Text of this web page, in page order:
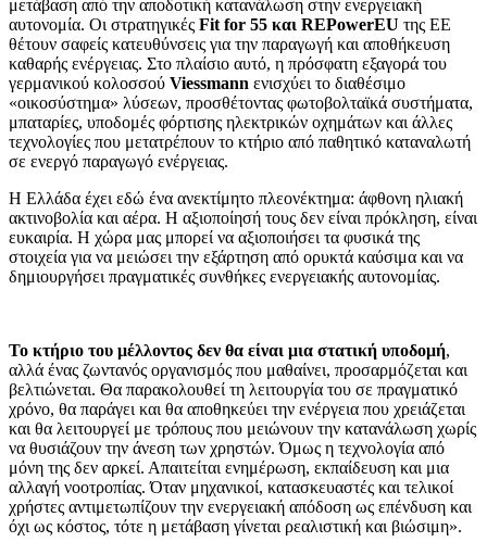
μετάβαση από την αποδοτική κατανάλωση στην ενεργειακή
αυτονομία. Οι στρατηγικές Fit for 55 και REPowerEU της ΕΕ
θέτουν σαφείς κατευθύνσεις για την παραγωγή και αποθήκευση
καθαρής ενέργειας. Στο πλαίσιο αυτό, η πρόσφατη εξαγορά του
γερμανικού κολοσσού Viessmann ενισχύει το διαθέσιμο
«οικοσύστημα» λύσεων, προσθέτοντας φωτοβολταϊκά συστήματα,
μπαταρίες, υποδομές φόρτισης ηλεκτρικών οχημάτων και άλλες
τεχνολογίες που μετατρέπουν το κτήριο από παθητικό καταναλωτή
σε ενεργό παραγωγό ενέργειας.
Η Ελλάδα έχει εδώ ένα ανεκτίμητο πλεονέκτημα: άφθονη ηλιακή
ακτινοβολία και αέρα. Η αξιοποίησή τους δεν είναι πρόκληση, είναι
ευκαιρία. Η χώρα μας μπορεί να αξιοποιήσει τα φυσικά της
στοιχεία για να μειώσει την εξάρτηση από ορυκτά καύσιμα και να
δημιουργήσει πραγματικές συνθήκες ενεργειακής αυτονομίας.
Το κτήριο του μέλλοντος δεν θα είναι μια στατική υποδομή,
αλλά ένας ζωντανός οργανισμός που μαθαίνει, προσαρμόζεται και
βελτιώνεται. Θα παρακολουθεί τη λειτουργία του σε πραγματικό
χρόνο, θα παράγει και θα αποθηκεύει την ενέργεια που χρειάζεται
και θα λειτουργεί με τρόπους που μειώνουν την κατανάλωση χωρίς
να θυσιάζουν την άνεση των χρηστών. Όμως η τεχνολογία από
μόνη της δεν αρκεί. Απαιτείται ενημέρωση, εκπαίδευση και μια
αλλαγή νοοτροπίας. Όταν μηχανικοί, κατασκευαστές και τελικοί
χρήστες αντιμετωπίζουν την ενεργειακή απόδοση ως επένδυση και
όχι ως κόστος, τότε η μετάβαση γίνεται ρεαλιστική και βιώσιμη».